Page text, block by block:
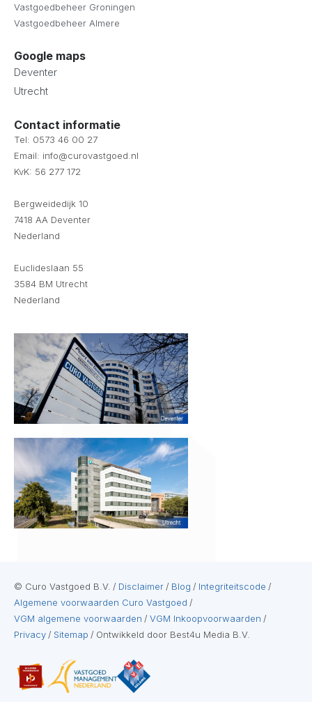
Vastgoedbeheer Groningen
Vastgoedbeheer Almere
Google maps
Deventer
Utrecht
Contact informatie
Tel: 0573 46 00 27
Email: info@curovastgoed.nl
KvK: 56 277 172
Bergweidedijk 10
7418 AA Deventer
Nederland
Euclideslaan 55
3584 BM Utrecht
Nederland
© Curo Vastgoed B.V. / Disclaimer / Blog / Integriteitscode /
Algemene voorwaarden Curo Vastgoed /
VGM algemene voorwaarden / VGM Inkoopvoorwaarden /
Privacy / Sitemap / Ontwikkeld door Best4u Media B.V.